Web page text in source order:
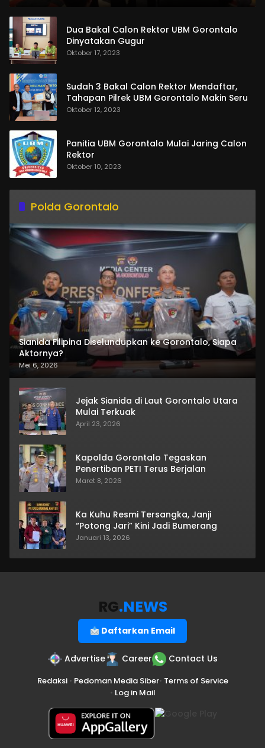
Dua Bakal Calon Rektor UBM Gorontalo
Dinyatakan Gugur
Oktober 17, 2023
Sudah 3 Bakal Calon Rektor Mendaftar,
Tahapan Pilrek UBM Gorontalo Makin Seru
Oktober 12, 2023
Panitia UBM Gorontalo Mulai Jaring Calon
Rektor
Oktober 10, 2023
Polda Gorontalo
Sianida Filipina Diselundupkan ke Gorontalo, Siapa
Aktornya?
Mei 6, 2026
Jejak Sianida di Laut Gorontalo Utara
Mulai Terkuak
April 23, 2026
Kapolda Gorontalo Tegaskan
Penertiban PETI Terus Berjalan
Maret 8, 2026
Ka Kuhu Resmi Tersangka, Janji
“Potong Jari” Kini Jadi Bumerang
Januari 13, 2026
RG.NEWS
Daftarkan Email
Advertise Career Contact Us
Redaksi• Pedoman Media Siber• Terms of Service
• Log in Mail